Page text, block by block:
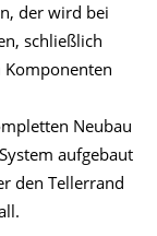
der wird bei
schließlich
Komponenten
Neubau
aufgebaut
den Tellerrand